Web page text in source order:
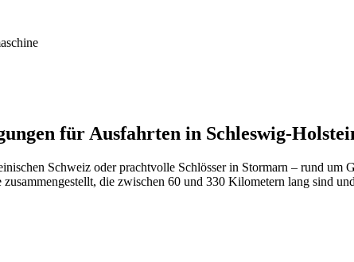
für Ausfahrten in Schleswig-
Schweiz oder prachtvolle Schlösser in Stormarn – rund
die zwischen 60 und 330 Kilometern lang sind